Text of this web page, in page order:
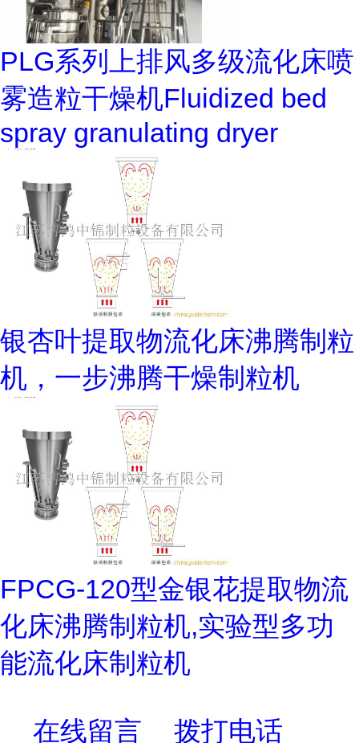
PLG系列上排风多级流化床喷
雾造粒干燥机Fluidized bed
spray granulating dryer
银杏叶提取物流化床沸腾制粒
机，一步沸腾干燥制粒机
FPCG-120型金银花提取物流
化床沸腾制粒机,实验型多功
能流化床制粒机
在线留言 拨打电话